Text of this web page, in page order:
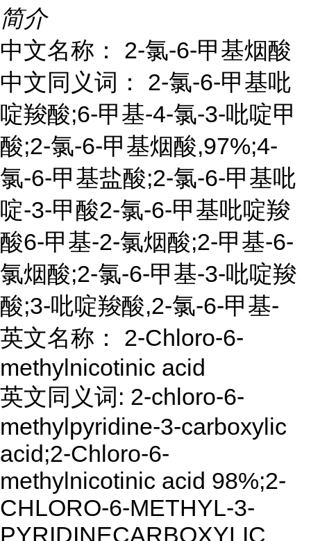
简介
中文名称： 2-氯-6-甲基烟酸
中文同义词： 2-氯-6-甲基吡
啶羧酸;6-甲基-4-氯-3-吡啶甲
酸;2-氯-6-甲基烟酸,97%;4-
氯-6-甲基盐酸;2-氯-6-甲基吡
啶-3-甲酸2-氯-6-甲基吡啶羧
酸6-甲基-2-氯烟酸;2-甲基-6-
氯烟酸;2-氯-6-甲基-3-吡啶羧
酸;3-吡啶羧酸,2-氯-6-甲基-
英文名称： 2-Chloro-6-
methylnicotinic acid
英文同义词: 2-chloro-6-
methylpyridine-3-carboxylic
acid;2-Chloro-6-
methylnicotinic acid 98%;2-
CHLORO-6-METHYL-3-
PYRIDINECARBOXYLIC